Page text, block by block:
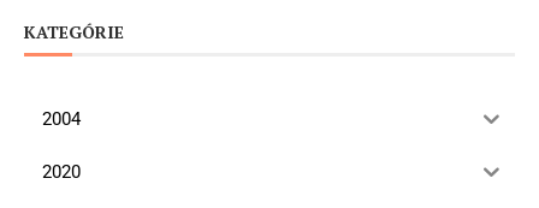
KATEGÓRIE
2004
2020